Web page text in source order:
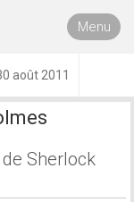
Menu
août 2011
Sherlock